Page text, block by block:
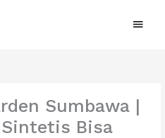
Menu
Sumbawa |
Bisa